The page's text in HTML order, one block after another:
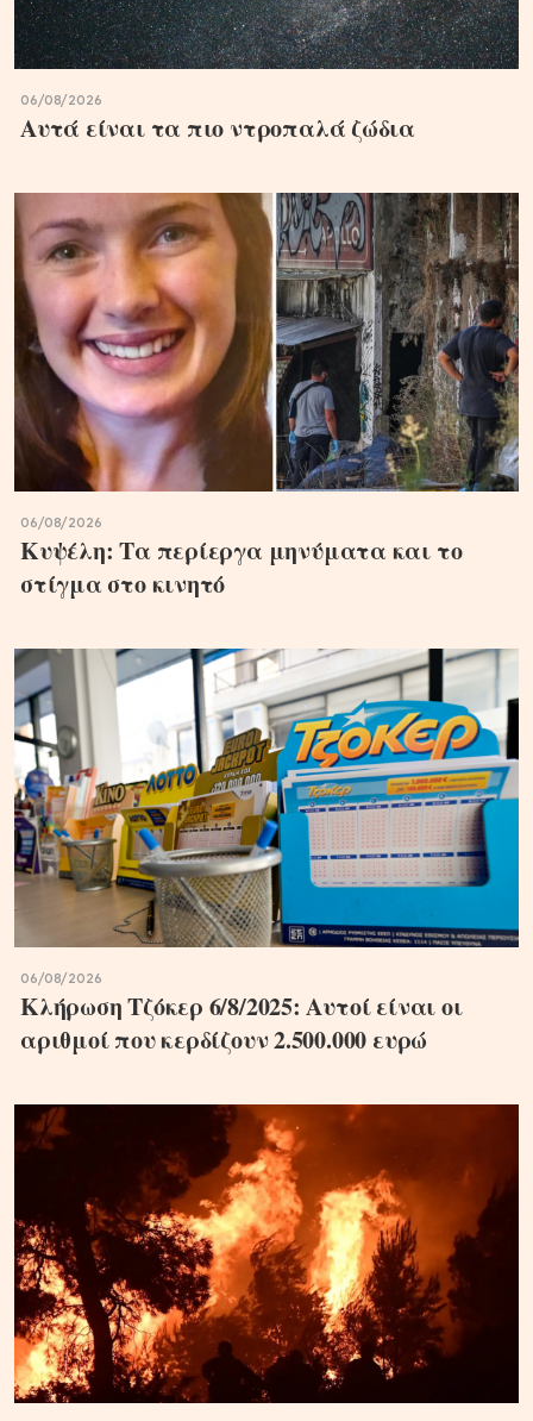
06/08/2026
Αυτά είναι τα πιο ντροπαλά ζώδια
06/08/2026
Κυψέλη: Τα περίεργα μηνύματα και το
στίγμα στο κινητό
06/08/2026
Κλήρωση Τζόκερ 6/8/2025: Αυτοί είναι οι
αριθμοί που κερδίζουν 2.500.000 ευρώ